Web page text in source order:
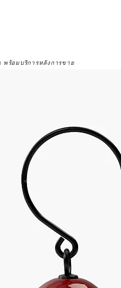
พร้อมบริการหลังการขาย